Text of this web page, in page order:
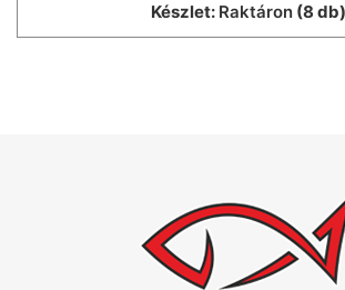
Készlet: Raktáron (8 db)